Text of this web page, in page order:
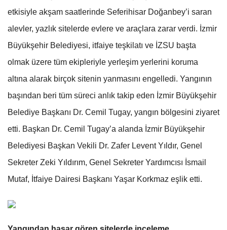
etkisiyle akşam saatlerinde Seferihisar Doğanbey’i saran
alevler, yazlık sitelerde evlere ve araçlara zarar verdi. İzmir
Büyükşehir Belediyesi, itfaiye teşkilatı ve İZSU başta
olmak üzere tüm ekipleriyle yerleşim yerlerini koruma
altına alarak birçok sitenin yanmasını engelledi. Yangının
başından beri tüm süreci anlık takip eden İzmir Büyükşehir
Belediye Başkanı Dr. Cemil Tugay, yangın bölgesini ziyaret
etti. Başkan Dr. Cemil Tugay’a alanda İzmir Büyükşehir
Belediyesi Başkan Vekili Dr. Zafer Levent Yıldır, Genel
Sekreter Zeki Yıldırım, Genel Sekreter Yardımcısı İsmail
Mutaf, İtfaiye Dairesi Başkanı Yaşar Korkmaz eşlik etti.